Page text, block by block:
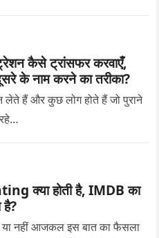
कैसे ट्रांसफर करवाएँ,
के नाम करने का तरीका?
लेते हैं और कुछ लोग होते हैं जो पुराने
क्या होती है, IMDB का
है?
या नहीं आजकल इस बात का फैसला